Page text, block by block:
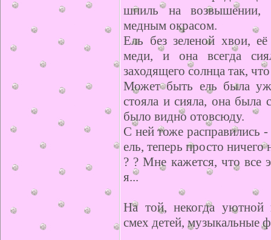
шпиль на возвышении,
медным окрасом.
Ель без зеленой хвои,
меди, и она всегда
заходящего солнца так,
Может быть ель была
стояла и сияла, она была
было видно отовсюду.
С ней тоже расправились
ель, теперь просто ничего
? ? Мне кажется, что все
я...
На той, некогда
смех детей, музыкальные